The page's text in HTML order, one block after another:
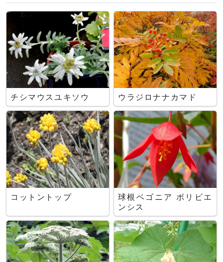
チシマウスユキソウ ウラジロナナカマド
コットントップ
球根ベゴニア ボリビエ
ンシス